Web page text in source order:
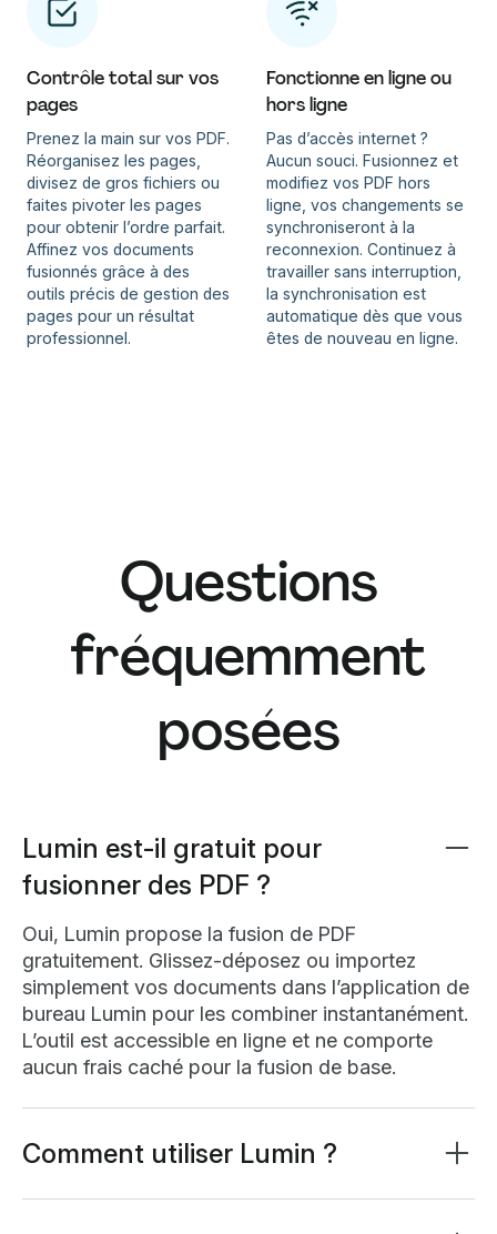
Contrôle total sur vos
pages
Prenez la main sur vos PDF.
Réorganisez les pages,
divisez de gros fichiers ou
faites pivoter les pages
pour obtenir l’ordre parfait.
Affinez vos documents
fusionnés grâce à des
outils précis de gestion des
pages pour un résultat
professionnel.
Fonctionne en ligne ou
hors ligne
Pas d’accès internet ?
Aucun souci. Fusionnez et
modifiez vos PDF hors
ligne, vos changements se
synchroniseront à la
reconnexion. Continuez à
travailler sans interruption,
la synchronisation est
automatique dès que vous
êtes de nouveau en ligne.
Questions
fréquemment
posées
Lumin est-il gratuit pour
fusionner des PDF ?
Oui, Lumin propose la fusion de PDF
gratuitement. Glissez-déposez ou importez
simplement vos documents dans l’application de
bureau Lumin pour les combiner instantanément.
L’outil est accessible en ligne et ne comporte
aucun frais caché pour la fusion de base.
Comment utiliser Lumin ?